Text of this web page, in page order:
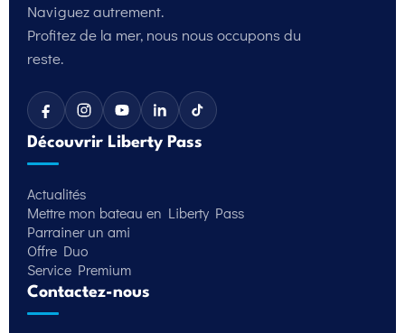
Naviguez autrement.
Profitez de la mer, nous nous occupons du
reste.
Découvrir Liberty Pass
Actualités
Mettre mon bateau en Liberty Pass
Parrainer un ami
Offre Duo
Service Premium
Contactez-nous